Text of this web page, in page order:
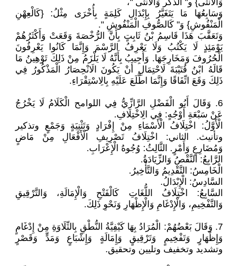
وَالْأُنْثَى} و" الذكر وَالْأُنْثَى "،
وَسَابِعُهَا مَا يَتَغَيَّرُ بِإِبْدَالِ كَلِمَةٍ بِأُخْرَى مِثْلُ: {كَالْعِهْنِ
الْمَنْفُوشِ} وَ" كَالصُّوفِ الْمَنْفُوشِ ".
وَتَعَقَّبَ هَذَا قَاسِمُ بْنُ ثَابِتٍ بِأَنَّ الرُّخْصَةَ وَقَعَتْ وَأَكْثَرُهُمْ
يَوْمَئِذٍ لَا يَكْتُبُ وَلَا يَعْرِفُ الرَّسْمَ وَإِنَّمَا كَانُوا يَعْرِفُونَ
الْحُرُوفَ وَمَخَارِجَهَا. وَأُجِيبُ بِأَنَّهُ لَا يَلْزَمُ مِنْ ذَلِكَ تَوْهِينُ مَا
قَالَهُ ابْنُ قُتَيْبَةَ لَاحْتِمَالِ أَنْ يَكُونَ الَانْحِصَارُ الْمَذْكُورُ فِي
ذَلِكَ وَقَعَ اتِّفَاقًا وَإِنَّمَا اطَّلَعَ عَلَيْهِ بِالِاسْتِقْرَاءِ.
6. وَقَالَ أَبُو الْفَضْلِ الرَّازِّيُّ فِي اللوامح الْكَلَامُ لَا يَخْرُجُ
عَنْ سَبْعَةِ أَوْجُهٍ: فِي الِاخْتِلَافِ.
الْأَوَّلُ: اخْتِلَافُ الْأَسْمَاءِ مِنْ إِفْرَادٍ وَتَثْنِيَةٍ وَجَمْعٍ وتذكير
وتأنيث. الثاني: اخْتِلَافُ تَصْرِيفِ الْأَفْعَالِ مِنْ مَاضٍ
وَمُضَارِعٍ وَأَمْرٍ. الثَّالِثُ: وُجُوهُ الْإِعْرَابِ.
الرَّابِعُ: النَّقْصُ وَالزِّيَادَةُ.
الْخَامِسُ: التَّقْدِيمُ وَالتَّأْخِيرُ.
السَّادِسُ: الْإِبْدَالُ.
السَّابِعُ: اخْتِلَافُ اللُّغَاتِ كَالْفَتْحِ وَالْإِمَالَةِ، وَالتَّرْقِيقِ
وَالتَّفْخِيمِ، وَالْإِدْغَامِ وَالْإِظْهَارِ وَنَحْوِ ذَلِكَ.
7. وَقَالَ بَعْضُهُمْ: الْمُرَادُ بِهَا كَيْفِيَّةُ النُّطْقِ بِالتِّلَاوَةِ مِنْ إِدْغَامٍ
وَإِظْهَارٍ وَتَفْخِيمٍ وَتَرْقِيقٍ وَإِمَالَةٍ وَإِشْبَاعٍ وَمَدٍّ وَقَصْرٍ
وتشديد وتخفيف وتليين وتحقيق.